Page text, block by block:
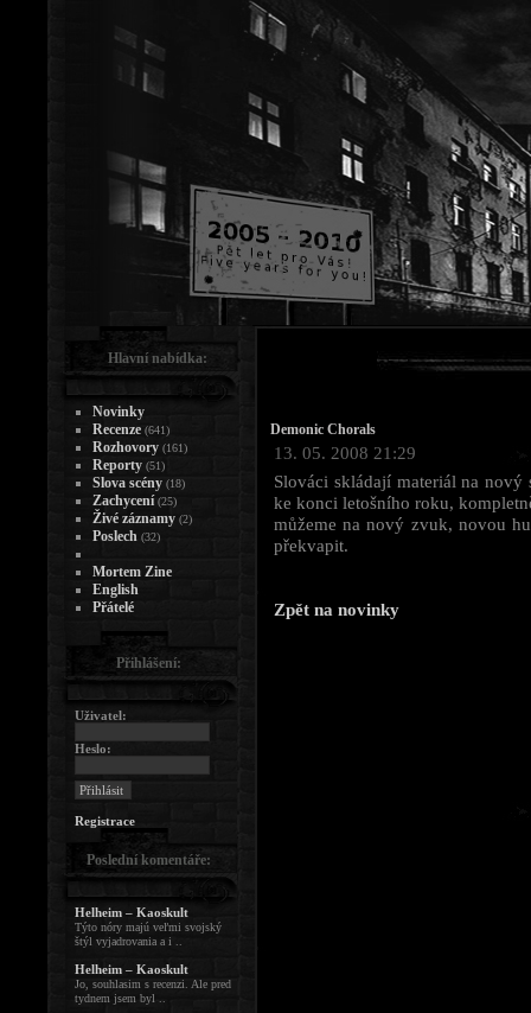
Demonic Chorals
13. 05. 2008 21:29
Slováci skládají materiál na
ke konci letošního roku,
můžeme na nový zvuk, novou
překvapit.
Zpět na novinky
Hlavní nabídka:
Novinky
Recenze (641)
Rozhovory (161)
Reporty (51)
Slova scény (18)
Zachycení (25)
Živé záznamy (2)
Poslech (32)
Mortem Zine
English
Přátelé
Přihlášení:
Uživatel:
Heslo:
Registrace
Poslední komentáře:
Helheim – Kaoskult
Týto nóry majú veľmi svojský
štýl vyjadrovania a i ..
Helheim – Kaoskult
Jo, souhlasim s recenzi. Ale pred
tydnem jsem byl ..